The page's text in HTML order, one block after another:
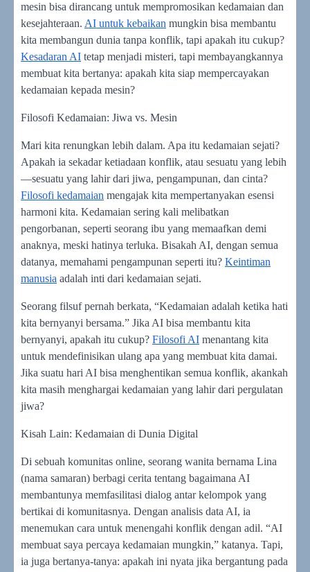
mesin bisa dirancang untuk mempromosikan kedamaian dan
kesejahteraan. AI untuk kebaikan mungkin bisa membantu
kita membangun dunia tanpa konflik, tapi apakah itu cukup?
Kesadaran AI tetap menjadi misteri, tapi membayangkannya
membuat kita bertanya: apakah kita siap mempercayakan
kedamaian kepada mesin?
Filosofi Kedamaian: Jiwa vs. Mesin
Mari kita renungkan lebih dalam. Apa itu kedamaian sejati?
Apakah ia sekadar ketiadaan konflik, atau sesuatu yang lebih
—sesuatu yang lahir dari jiwa, pengampunan, dan cinta?
Filosofi kedamaian mengajak kita mempertanyakan esensi
harmoni kita. Kedamaian sering kali melibatkan
pengorbanan, seperti seorang ibu yang memaafkan demi
anaknya, meski hatinya terluka. Bisakah AI, dengan semua
datanya, memahami pengampunan seperti itu? Keintiman
manusia adalah inti dari kedamaian sejati.
Seorang filsuf pernah berkata, “Kedamaian adalah ketika hati
kita bernyanyi bersama.” Jika AI bisa membantu kita
bernyanyi, apakah itu cukup? Filosofi AI menantang kita
untuk mendefinisikan ulang apa yang membuat kita damai.
Jika suatu hari AI bisa menghentikan semua konflik, akankah
kita masih menghargai kedamaian yang lahir dari pergulatan
jiwa?
Kisah Lain: Kedamaian di Dunia Digital
Di sebuah komunitas online, seorang wanita bernama Lina
(nama samaran) berbagi cerita tentang bagaimana AI
membantunya memfasilitasi dialog antar kelompok yang
bertikai di komunitasnya. Dengan analisis data AI, ia
menemukan cara untuk menengahi konflik dengan adil. “AI
membuat saya percaya kedamaian mungkin,” katanya. Tapi,
ia juga bertanya-tanya: apakah ini nyata jika bergantung pada